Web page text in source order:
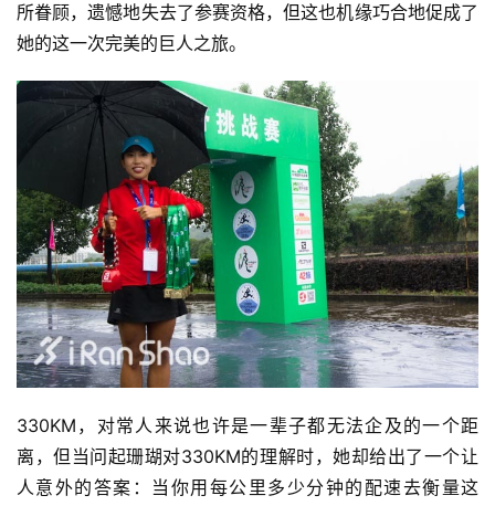
所眷顾，遗憾地失去了参赛资格，但这也机缘巧合地促成了
她的这一次完美的巨人之旅。
330KM，对常人来说也许是一辈子都无法企及的一个距
离，但当问起珊瑚对330KM的理解时，她却给出了一个让
人意外的答案：当你用每公里多少分钟的配速去衡量这